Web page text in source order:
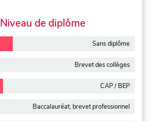
Niveau de diplôme
Sans diplôme
Brevet des collèges
CAP / BEP
Baccalauréat, brevet professionnel